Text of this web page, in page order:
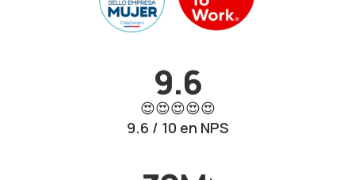
9.6
😍😍😍😍😍
9.6 / 10 en NPS